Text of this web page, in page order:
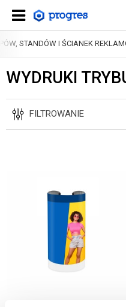
STANDÓW I ŚCIANEK
WYDRUKI
FILTROWANIE